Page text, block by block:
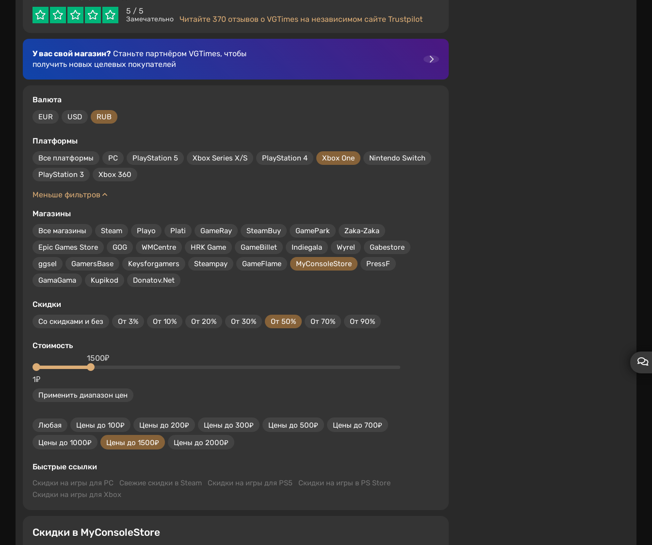
5 / 5
Замечательно Читайте 370 отзывов о VGTimes на независимом сайте Trustpilot
У вас свой магазин? Станьте партнёром VGTimes, чтобы
получить новых целевых покупателей
Валюта
EUR USD RUB
Платформы
Все платформы PC PlayStation 5 Xbox Series X/S PlayStation 4 Xbox One
Nintendo Switch
PlayStation 3
Xbox 360
Меньше фильтров
Магазины
Все магазины Steam Playo Plati GameRay SteamBuy GamePark
Zaka-Zaka
Epic Games Store
GOG WMCentre HRK Game GameBillet Indiegala Wyrel
Gabestore
ggsel
GamersBase Keysforgamers Steampay GameFlame MyConsoleStore
PressF
GamaGama
Kupikod Donatov.Net
Скидки
Со скидками и без От 3% От 10% От 20% От 30% От 50% От 70% От 90%
Стоимость
1₽
1500₽
Применить диапазон цен
Любая Цены до 100₽ Цены до 200₽ Цены до 300₽ Цены до 500₽
Цены до 700₽
Цены до 1000₽
Цены до 1500₽ Цены до 2000₽
Быстрые ссылки
Скидки на игры для PC Свежие скидки в Steam Скидки на игры для PS5
Скидки на игры в PS Store
Скидки на игры для Xbox
Скидки в MyConsoleStore